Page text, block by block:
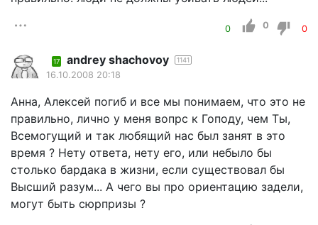
0 0 0
17 andrey shachovoy 1141
16.10.2008 20:18
Анна, Алексей погиб и все мы понимаем, что это не
правильно, лично у меня вопрс к Гоподу, чем Ты,
Всемогущий и так любящий нас был занят в это
время ? Нету ответа, нету его, или небыло бы
столько бардака в жизни, если существовал бы
Высший разум... А чего вы про ориентацию задели,
могут быть сюрпризы ?